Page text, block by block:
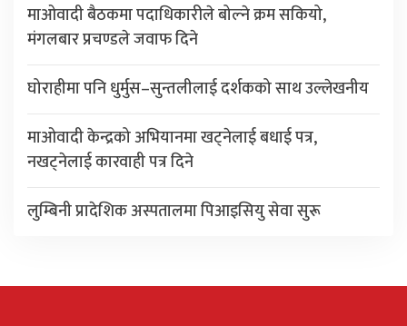
माओवादी बैठकमा पदाधिकारीले बोल्ने क्रम सकियो,
मंगलबार प्रचण्डले जवाफ दिने
घोराहीमा पनि धुर्मुस–सुन्तलीलाई दर्शकको साथ उल्लेखनीय
माओवादी केन्द्रको अभियानमा खट्नेलाई बधाई पत्र,
नखट्नेलाई कारवाही पत्र दिने
लुम्बिनी प्रादेशिक अस्पतालमा पिआइसियु सेवा सुरू